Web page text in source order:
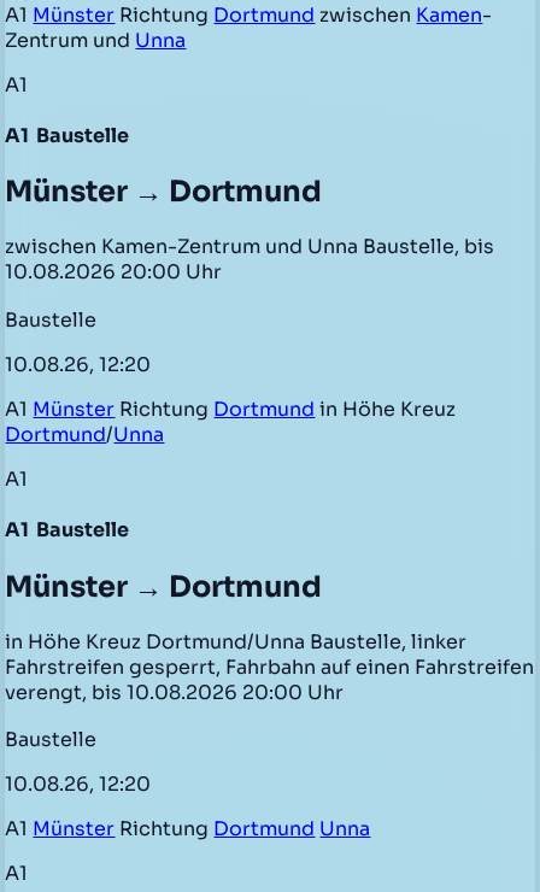
A1 Münster Richtung Dortmund zwischen Kamen-
Zentrum und Unna
A1
A1 Baustelle
Münster → Dortmund
zwischen Kamen-Zentrum und Unna Baustelle, bis
10.08.2026 20:00 Uhr
Baustelle
10.08.26, 12:20
A1 Münster Richtung Dortmund in Höhe Kreuz
Dortmund/Unna
A1
A1 Baustelle
Münster → Dortmund
in Höhe Kreuz Dortmund/Unna Baustelle, linker
Fahrstreifen gesperrt, Fahrbahn auf einen Fahrstreifen
verengt, bis 10.08.2026 20:00 Uhr
Baustelle
10.08.26, 12:20
A1 Münster Richtung Dortmund Unna
A1